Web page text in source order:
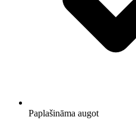
Paplašināma augot